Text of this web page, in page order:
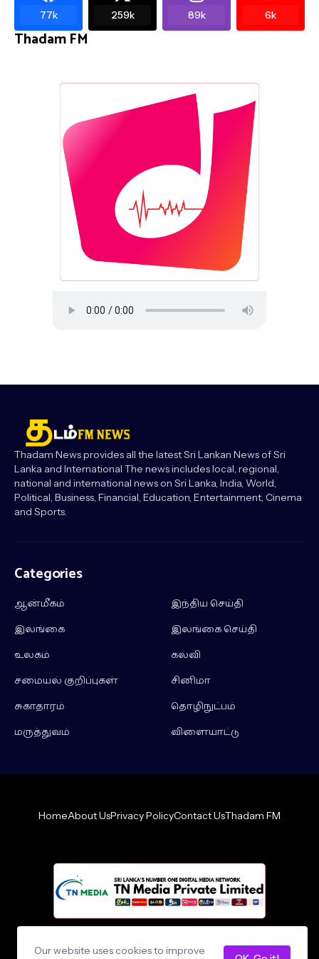
77k 259k 89k 6k
Thadam FM
Thadam News provides all the latest Sri Lankan News of Sri
Lanka and International The news includes local, regional,
national and international news on Sri Lanka, India, World,
Political, Business, Financial, Education, Entertainment, Cinema
and Sports.
Categories
ஆன்மீகம்
இந்திய செய்தி
இலங்கை
இலங்கை செய்தி
உலகம்
கல்வி
சமையல் குறிப்புகள்
சினிமா
சுகாதாரம்
தொழிநுட்பம்
மருத்துவம்
விளையாட்டு
HomeAbout UsPrivacy PolicyContact UsThadam FM
Our website uses cookies to improve